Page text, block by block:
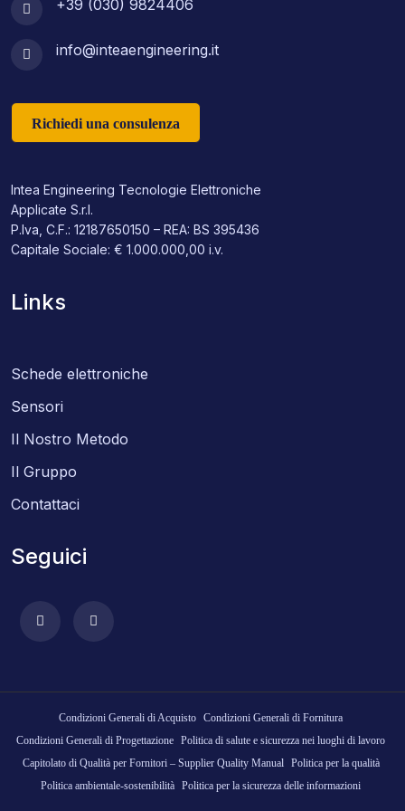
+39 (030) 9824406
info@inteaengineering.it
Richiedi una consulenza
Intea Engineering Tecnologie Elettroniche
Applicate S.r.l.
P.Iva, C.F.: 12187650150 – REA: BS 395436
Capitale Sociale: € 1.000.000,00 i.v.
Links
Schede elettroniche
Sensori
Il Nostro Metodo
Il Gruppo
Contattaci
Seguici
Condizioni Generali di Acquisto Condizioni Generali di Fornitura
Condizioni Generali di Progettazione Politica di salute e sicurezza nei luoghi di lavoro
Capitolato di Qualità per Fornitori – Supplier Quality Manual
Politica per la qualità
Politica ambientale-sostenibilità Politica per la sicurezza delle informazioni